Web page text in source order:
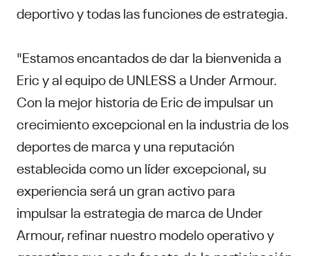
deportivo y todas las funciones de estrategia.
"Estamos encantados de dar la bienvenida a
Eric y al equipo de UNLESS a Under Armour.
Con la mejor historia de Eric de impulsar un
crecimiento excepcional en la industria de los
deportes de marca y una reputación
establecida como un líder excepcional, su
experiencia será un gran activo para
impulsar la estrategia de marca de Under
Armour, refinar nuestro modelo operativo y